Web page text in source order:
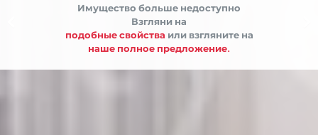
Имущество больше недоступно
Взгляни на
подобные свойства или взгляните на
наше полное предложение.